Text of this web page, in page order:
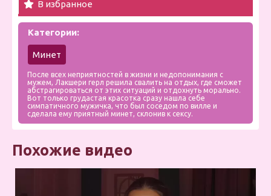
В избранное
Категории:
Минет
После всех неприятностей в жизни и недопонимания с
мужем, Лакшери герл решила свалить на отдых, где сможет
абстрагироваться от этих ситуаций и отдохнуть морально.
Вот только грудастая красотка сразу нашла себе
симпатичного мужичка, что был соседом по вилле и
сделала ему приятный минет, склонив к сексу.
Похожие видео